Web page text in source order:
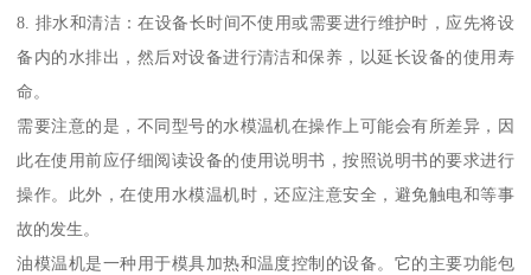
8. 排水和清洁：在设备长时间不使用或需要进行维护时，应先将设
备内的水排出，然后对设备进行清洁和保养，以延长设备的使用寿
命。
需要注意的是，不同型号的水模温机在操作上可能会有所差异，因
此在使用前应仔细阅读设备的使用说明书，按照说明书的要求进行
操作。此外，在使用水模温机时，还应注意安全，避免触电和等事
故的发生。
油模温机是一种用于模具加热和温度控制的设备。它的主要功能包